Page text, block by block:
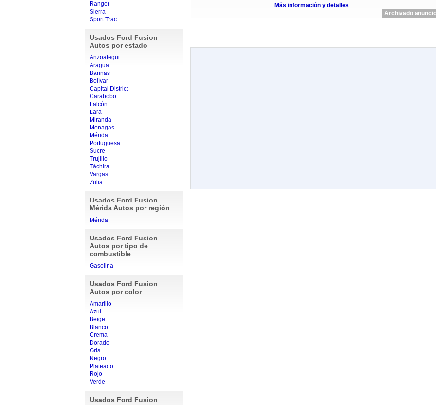
Ranger
Sierra
Sport Trac
Usados Ford Fusion
Autos por estado
Anzoátegui
Aragua
Barinas
Bolívar
Capital District
Carabobo
Falcón
Lara
Miranda
Monagas
Mérida
Portuguesa
Sucre
Trujillo
Táchira
Vargas
Zulia
Usados Ford Fusion
Mérida Autos por región
Mérida
Usados Ford Fusion
Autos por tipo de
combustible
Gasolina
Usados Ford Fusion
Autos por color
Amarillo
Azul
Beige
Blanco
Crema
Dorado
Gris
Negro
Plateado
Rojo
Verde
Usados Ford Fusion
Más información y detalles
Archivado